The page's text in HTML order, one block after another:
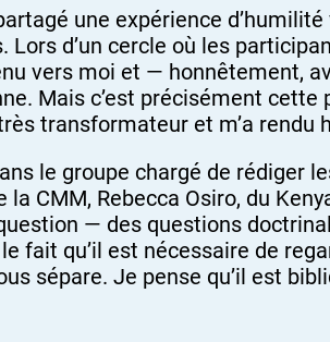
une expérience
Lors d’un cercle où les
vers moi et — honnêtement,
Mais c’est précisément
transformateur et m’a rendu
le groupe chargé de rédiger
la CMM, Rebecca Osiro, du
— des questions
fait qu’il est nécessaire de
sépare. Je pense qu’il est